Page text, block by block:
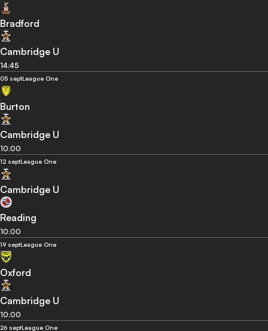
Bradford
Cambridge U
14:45
05 septLeague One
Burton
Cambridge U
10:00
12 septLeague One
Cambridge U
Reading
10:00
19 septLeague One
Oxford
Cambridge U
10:00
26 septLeague One